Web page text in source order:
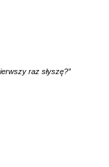
raz słyszę?”